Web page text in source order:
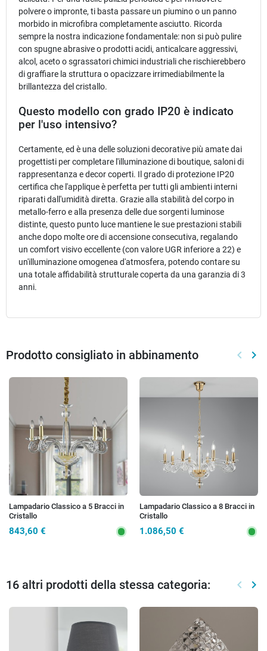
polvere o impronte, ti basta passare un piumino o un panno
morbido in microfibra completamente asciutto. Ricorda
sempre la nostra indicazione fondamentale: non si può pulire
con spugne abrasive o prodotti acidi, anticalcare aggressivi,
alcol, aceto o sgrassatori chimici industriali che rischierebbero
di graffiare la struttura o opacizzare irrimediabilmente la
brillantezza del cristallo.
Questo modello con grado IP20 è indicato
per l'uso intensivo?
Certamente, ed è una delle soluzioni decorative più amate dai
progettisti per completare l'illuminazione di boutique, saloni di
rappresentanza e decor coperti. Il grado di protezione IP20
certifica che l'applique è perfetta per tutti gli ambienti interni
riparati dall'umidità diretta. Grazie alla stabilità del corpo in
metallo-ferro e alla presenza delle due sorgenti luminose
distinte, questo punto luce mantiene le sue prestazioni stabili
anche dopo molte ore di accensione consecutiva, regalando
un comfort visivo eccellente (con valore UGR inferiore a 22) e
un'illuminazione omogenea d'atmosfera, potendo contare su
una totale affidabilità strutturale coperta da una garanzia di 3
anni.
Prodotto consigliato in abbinamento keyboard_arrow_left keyboard_arrow_right
Lampadario Classico a 5 Bracci in
Cristallo
843,60 €
Lampadario Classico a 8 Bracci in
Cristallo
1.086,50 €
16 altri prodotti della stessa categoria: keyboard_arrow_left keyboard_arrow_right